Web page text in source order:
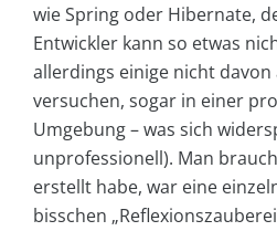
wie Spring oder Hibernate,
Entwickler kann so etwas
allerdings einige nicht
versuchen, sogar in einer
Umgebung – was sich
unprofessionell). Man
erstellt habe, war eine
bisschen